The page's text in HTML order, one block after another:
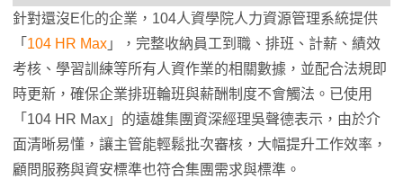
針對還沒E化的企業，104人資學院人力資源管理系統提供
「 104 HR Max 」，完整收納員工到職、排班、計薪、績效
考核、學習訓練等所有人資作業的相關數據，並配合法規即
時更新，確保企業排班輪班與薪酬制度不會觸法。已使用
「104 HR Max」的遠雄集團資深經理吳聲德表示，由於介
面清晰易懂，讓主管能輕鬆批次審核，大幅提升工作效率，
顧問服務與資安標準也符合集團需求與標準。